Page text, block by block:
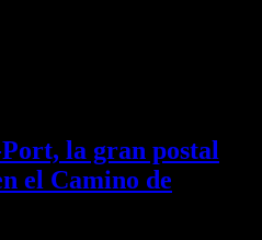
la gran postal
el Camino de